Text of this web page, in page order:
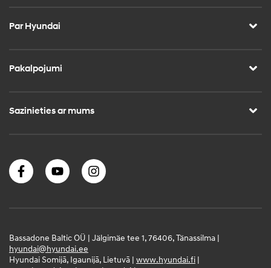
Par Hyundai
Pakalpojumi
Sazinieties ar mums
Bassadone Baltic OÜ | Jälgimäe tee 1, 76406, Tänassilma |
hyundai@hyundai.ee
Hyundai Somijā, Igaunijā, Lietuvā | www.hyundai.fi |